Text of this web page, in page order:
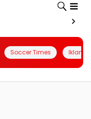
Soccer Times Iklanin